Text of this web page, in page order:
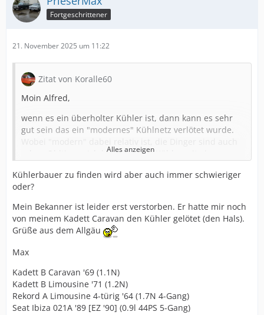
Fortgeschrittener
21. November 2025 um 11:22
Zitat von Koralle60
Moin Alfred,
wenn es ein überholter Kühler ist, dann kann es sehr
gut sein das ein "modernes" Kühlnetz verlötet wurde.
schon Oldtimer. Ich habe zwei P1 Kühler mit einem
dringend empfohlen hatte. Das hatte folgenden Effekt:
a) ca.100€ günstiger und b) deutlich bessere
Kühlleistung!
Seither ist bei beiden Autos die Kühlwassertemperatur
absolut stabil und bei heißem Wetter ohne Tendenz zur
elektrischen Anbauten.
Einmal verbaut ist der optische Unterschied kaum noch
sichtbar und offenbart sich nur Kennern.
Alles anzeigen
Kühlerbauer zu finden wird aber auch immer schwieriger
oder?
Mein Bekanner ist leider erst verstorben. Er hatte mir noch
von meinem Kadett Caravan den Kühler gelötet (den Hals).
Grüße aus dem Allgäu
Max
Kadett B Caravan '69 (1.1N)
Kadett B Limousine '71 (1.2N)
Rekord A Limousine 4-türig '64 (1.7N 4-Gang)
Seat Ibiza 021A '89 [EZ '90] (0.9l 44PS 5-Gang)